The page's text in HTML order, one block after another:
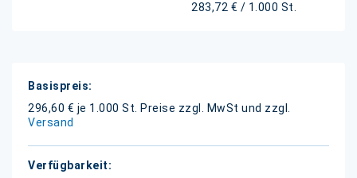
283,72 € / 1.000 St.
Weitere
Informationen
296,60 € je 1.000 St.
Preise zzgl. MwSt und zzgl.
Versand